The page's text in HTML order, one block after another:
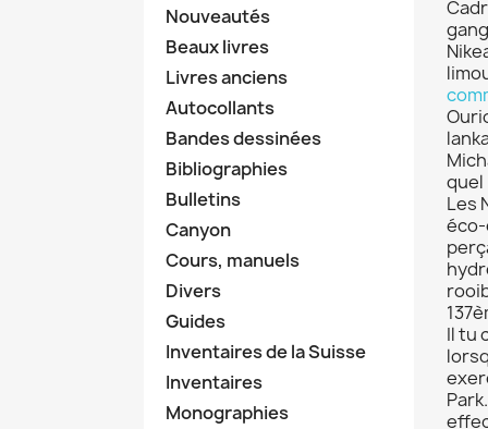
Nouveautés
Beaux livres
Livres anciens
Autocollants
Bandes dessinées
Bibliographies
Bulletins
Canyon
Cours, manuels
Divers
Guides
Inventaires de la Suisse
Inventaires
Monographies
quel
Les
Il tu